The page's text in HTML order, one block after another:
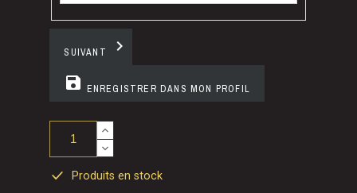
SUIVANT
chevron_right
save ENREGISTRER DANS MON PROFIL
Produits en stock